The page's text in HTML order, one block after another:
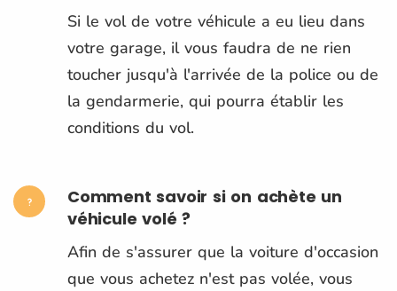
Si le vol de votre véhicule a eu lieu dans
votre garage, il vous faudra de ne rien
toucher jusqu'à l'arrivée de la police ou de
la gendarmerie, qui pourra établir les
conditions du vol.
Comment savoir si on achète un
véhicule volé ?
Afin de s'assurer que la voiture d'occasion
que vous achetez n'est pas volée, vous